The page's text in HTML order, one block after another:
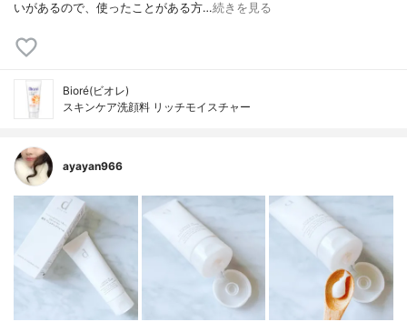
いがあるので、使ったことがある方…続きを見る
Bioré(ビオレ)
スキンケア洗顔料 リッチモイスチャー
ayayan966